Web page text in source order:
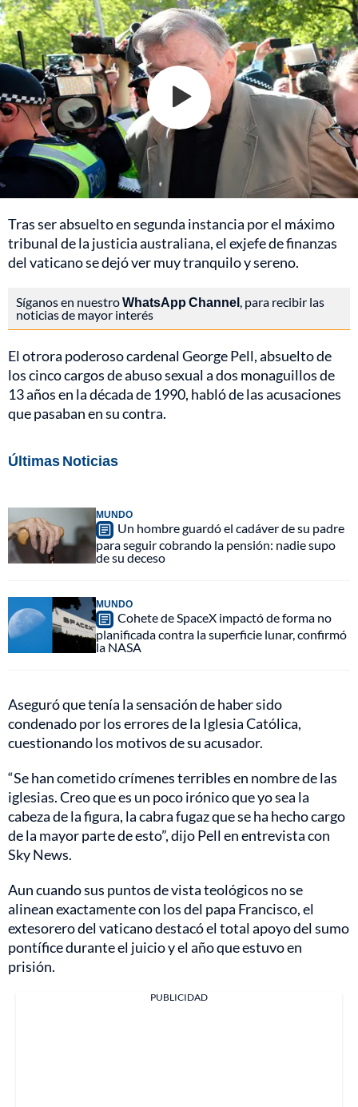
Tras ser absuelto en segunda instancia por el máximo
tribunal de la justicia australiana, el exjefe de finanzas
del vaticano se dejó ver muy tranquilo y sereno.
Síganos en nuestroWhatsApp Channel , para recibir las
noticias de mayor interés
El otrora poderoso cardenal George Pell, absuelto de
los cinco cargos de abuso sexual a dos monaguillos de
13 años en la década de 1990, habló de las acusaciones
que pasaban en su contra.
Últimas Noticias
MUNDO
Un hombre guardó el cadáver de su padre
para seguir cobrando la pensión: nadie supo
de su deceso
MUNDO
Cohete de SpaceX impactó de forma no
planificada contra la superficie lunar, confirmó
la NASA
Aseguró que tenía la sensación de haber sido
condenado por los errores de la Iglesia Católica,
cuestionando los motivos de su acusador.
“Se han cometido crímenes terribles en nombre de las
iglesias. Creo que es un poco irónico que yo sea la
cabeza de la figura, la cabra fugaz que se ha hecho cargo
de la mayor parte de esto”, dijo Pell en entrevista con
Sky News.
Aun cuando sus puntos de vista teológicos no se
alinean exactamente con los del papa Francisco, el
extesorero del vaticano destacó el total apoyo del sumo
pontífice durante el juicio y el año que estuvo en
prisión.
PUBLICIDAD